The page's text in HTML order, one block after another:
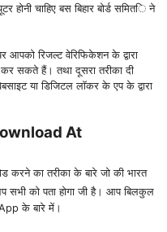
चाहिए बस बिहार बोर्ड समिति ने
आपको रिजल्ट वेरिफिकेशन के द्वारा
सकते हैं। तथा दूसरा तरीका दी
या डिजिटल लॉकर के एप के द्वारा
At
करने का तरीका के बारे जो की भारत
सभी को पता होगा जी है। आप बिलकुल
के बारे में।